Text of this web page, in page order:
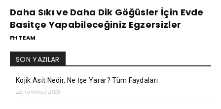
Daha Sıkı ve Daha Dik Göğüsler İçin Evde
Basitçe Yapabileceğiniz Egzersizler
FH TEAM
SON YAZILAR
Kojik Asit Nedir, Ne İşe Yarar? Tüm Faydaları
22 Temmuz 2026